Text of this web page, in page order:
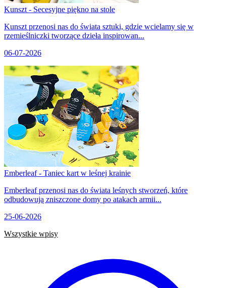
Kunszt - Secesyjne piękno na stole
Kunszt przenosi nas do świata sztuki, gdzie wcielamy się w
rzemieślniczki tworzące dzieła inspirowan...
06-07-2026
Emberleaf - Taniec kart w leśnej krainie
Emberleaf przenosi nas do świata leśnych stworzeń, które
odbudowują zniszczone domy po atakach armii...
25-06-2026
Wszystkie wpisy